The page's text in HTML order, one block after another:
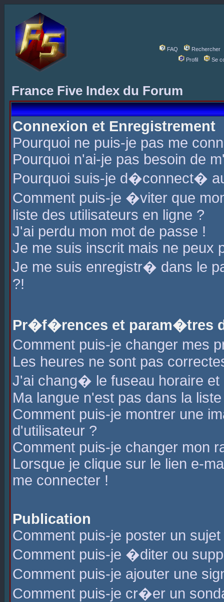
FAQ
Rechercher
Profil
Se
France Five Index du Forum
Connexion et Enregistrement
Pourquoi ne puis-je pas me
Pourquoi n'ai-je pas besoin de
Pourquoi suis-je d�connect�
Comment puis-je �viter que
liste des utilisateurs en ligne ?
J'ai perdu mon mot de passe !
Je me suis inscrit mais ne peux
Je me suis enregistr� dans le
?!
Pr�f�rences et param�tres
Comment puis-je changer mes
Les heures ne sont pas
J'ai chang� le fuseau horaire
Ma langue n'est pas dans la
Comment puis-je montrer une
d'utilisateur ?
Comment puis-je changer mon
Lorsque je clique sur le lien e-
me connecter !
Publication
Comment puis-je poster un
Comment puis-je �diter ou
Comment puis-je ajouter une
Comment puis-je cr�er un